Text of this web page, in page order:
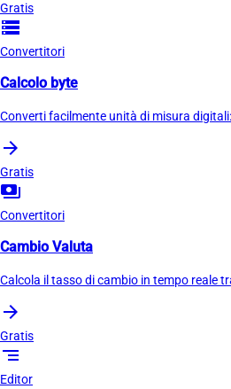
Gratis
storage
Convertitori
Calcolo byte
Converti facilmente unità di misura
arrow_forward
Gratis
payments
Convertitori
Cambio Valuta
Calcola il tasso di cambio in tempo reale
arrow_forward
Gratis
segment
Editor